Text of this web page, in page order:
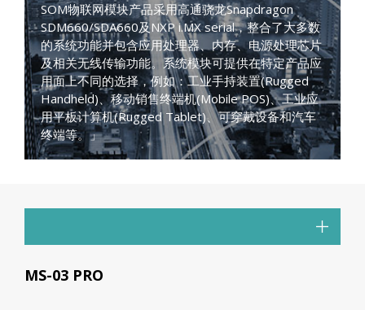
SOM物联网模块产品采用高通骁龙Snapdragon
SDM660/SDA660及NXP i.MX serial，整合了大多数
的系统功能并包含应用处理器、内存、电源处理芯片
及相关无线传输功能。系统模块可提供在特定产品应
用面上不同的选择，例如：工业手持装置(Rugged
Handheld)、移动销售终端机(Mobile POS)、工业应
用平板计算机(Rugged Tablet)、可穿戴设备和汽车
终端等。」
MS-03 PRO